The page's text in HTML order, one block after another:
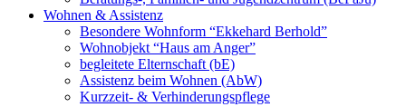
Wohnen & Assistenz
Besondere Wohnform “Ekkehard Berhold”
Wohnobjekt “Haus am Anger”
begleitete Elternschaft (bE)
Assistenz beim Wohnen (AbW)
Kurzzeit- & Verhinderungspflege